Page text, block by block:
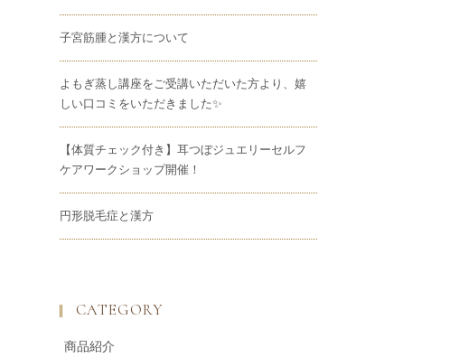
子宮筋腫と漢方について
よもぎ蒸し講座をご受講いただいた方より、嬉
しい口コミをいただきました✨
【体質チェック付き】耳つぼジュエリーセルフ
ケアワークショップ開催！
円形脱毛症と漢方
CATEGORY
商品紹介